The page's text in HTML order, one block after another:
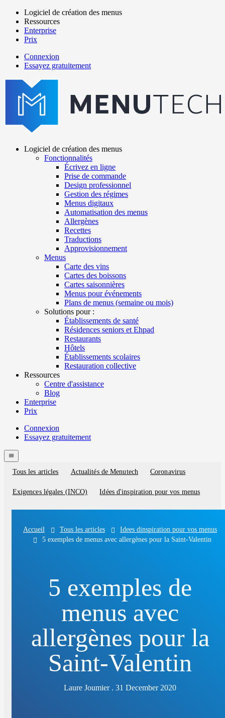
Aller
contenu
principal
Main
navigation
Logiciel de création des menus
Ressources
Enterprise
Prix
menutech
navigation
Connexion
Essayez gratuitement
navigation
Logiciel de création des menus
Fonctionnalités
Écrivez en ligne
Prise de commande
Design professionnel
Gestion des régimes
Menus digitaux
Automatisation des menus
Allergènes
Recettes
Traductions
Approvisionnement
Menus
Carte des vins
Cartes des boissons
Cartes saisonnières
Menus pour événements
Plans de menus (semaine ou mois)
Solutions pour :
Établissements de santé
Résidences seniors et Ehpad
Restaurants
Hôtels
Établissements scolaires
Restauration collective
Ressources
Centre d'assistance
Blog
Enterprise
Prix
Menutech
navigation
Connexion
Essayez gratuitement
menu
Blog
categories
Tous les articles Actualités de Menutech Coronavirus
Exigences légales (INCO) Idées d'inspiration pour vos menus
Accueil Tous les articles
Idees dinspiration pour vos menus
5 exemples de menus avec allergènes pour la Saint-Valentin
5 exemples de
menus avec
allergènes pour la
Saint-Valentin
Laure Joumier . 31 December 2020